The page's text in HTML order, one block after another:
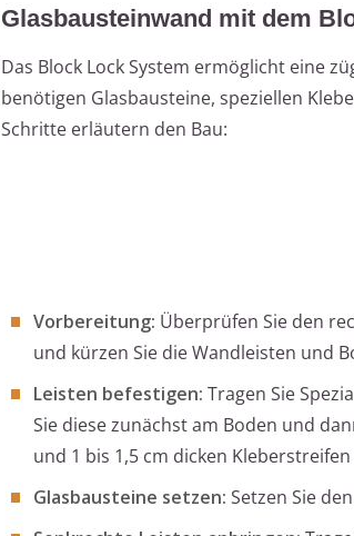
Glasbausteinwand mit dem
Das Block Lock System ermöglicht eine
benötigen Glasbausteine, speziellen
Schritte erläutern den Bau:
Vorbereitung: Überprüfen Sie den
und kürzen Sie die Wandleisten und
Leisten befestigen: Tragen Sie
Sie diese zunächst am Boden und
und 1 bis 1,5 cm dicken
Glasbausteine setzen: Setzen Sie